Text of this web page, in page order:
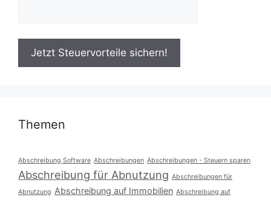
Themen
Abschreibung Software Abschreibungen Abschreibungen - Steuern sparen
Abschreibung für Abnutzung Abschreibungen für
Abnutzung Abschreibung auf Immobilien Abschreibung auf